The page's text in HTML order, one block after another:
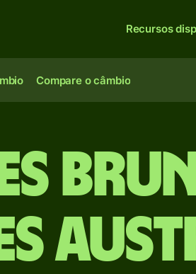
Recursos
Compare o câmbio